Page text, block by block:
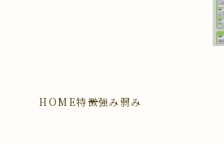
HOME特徴強み弱み